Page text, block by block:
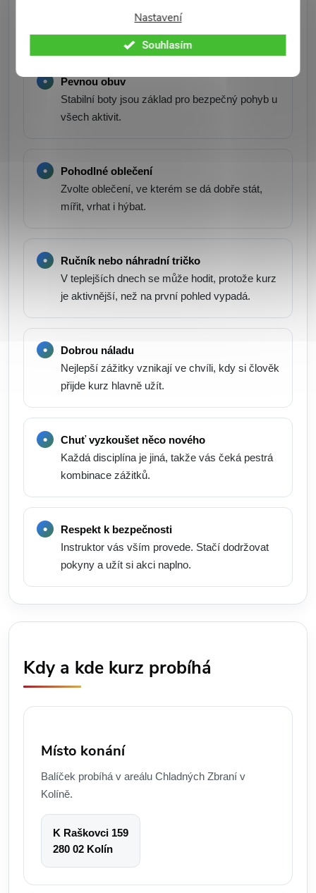
Nastavení
Souhlasím
Co si vzít s sebou
Pevnou obuv
Stabilní boty jsou základ pro bezpečný pohyb u
všech aktivit.
Pohodlné oblečení
Zvolte oblečení, ve kterém se dá dobře stát,
mířit, vrhat i hýbat.
Ručník nebo náhradní tričko
V teplejších dnech se může hodit, protože kurz
je aktivnější, než na první pohled vypadá.
Dobrou náladu
Nejlepší zážitky vznikají ve chvíli, kdy si člověk
přijde kurz hlavně užít.
Chuť vyzkoušet něco nového
Každá disciplína je jiná, takže vás čeká pestrá
kombinace zážitků.
Respekt k bezpečnosti
Instruktor vás vším provede. Stačí dodržovat
pokyny a užít si akci naplno.
Kdy a kde kurz probíhá
Místo konání
Balíček probíhá v areálu Chladných Zbraní v
Kolíně.
K Raškovci 159
280 02 Kolín